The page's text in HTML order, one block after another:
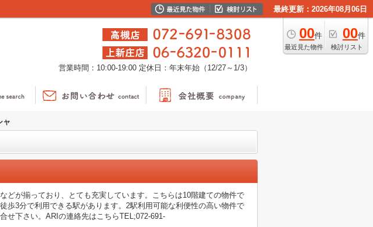
最終更新：2026年08月06日
00件
最近見た物件
00件
検討リスト
営業時間：10:00-19:00 定休日：年末年始（12/27～1/3）
ャ
どが揃っており、とても充実しています。こちらは10階建ての物件で
歩3分で利用できる駅があります。2駅利用可能な利便性の高い物件で
せ下さい。ARIの連絡先はこちらTEL;072-691-